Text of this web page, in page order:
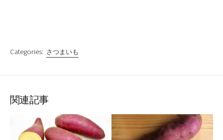
Categories: さつまいも
関連記事